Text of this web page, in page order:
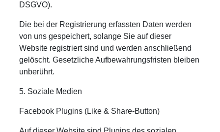
DSGVO).
Die bei der Registrierung erfassten Daten werden
von uns gespeichert, solange Sie auf dieser
Website registriert sind und werden anschließend
gelöscht. Gesetzliche Aufbewahrungsfristen bleiben
unberührt.
5. Soziale Medien
Facebook Plugins (Like & Share-Button)